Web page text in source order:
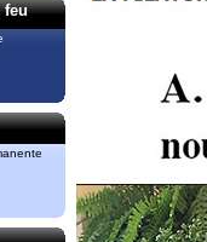
82
le
feu